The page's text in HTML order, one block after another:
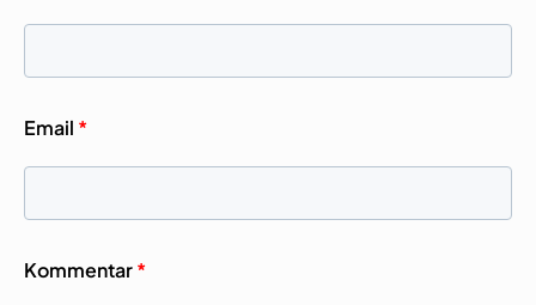
Email *
Kommentar*